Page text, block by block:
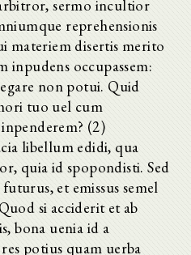
sermo incultior
reprehensionis
materiem disertis merito
inpudens occupassem:
non potui. Quid
tuo uel cum
(2)
libellum edidi, qua
quia id spopondisti. Sed
et emissus semel
si acciderit et ab
bona uenia id a
potius quam uerba